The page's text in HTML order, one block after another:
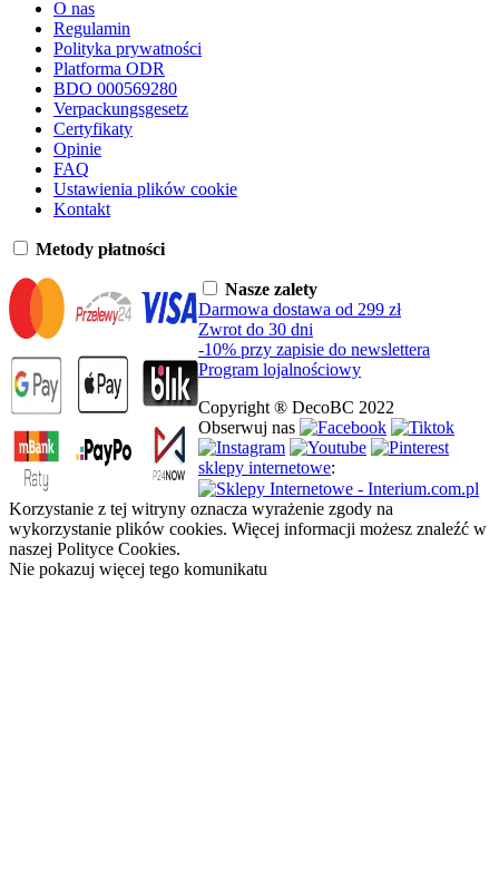
O nas
Regulamin
Polityka prywatności
Platforma ODR
BDO 000569280
Verpackungsgesetz
Certyfikaty
Opinie
FAQ
Ustawienia plików cookie
Kontakt
Metody płatności
Nasze zalety
Darmowa dostawa od 299 zł
Zwrot do 30 dni
-10% przy zapisie do newslettera
Program lojalnościowy
Copyright ® DecoBC 2022
Obserwuj nas
sklepy internetowe:
Korzystanie z tej witryny oznacza wyrażenie zgody na
wykorzystanie plików cookies. Więcej informacji możesz znaleźć w
naszej Polityce Cookies.
Nie pokazuj więcej tego komunikatu